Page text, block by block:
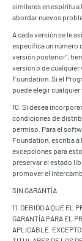
similares en espíritu a
abordar nuevos
A cada versión se le
especifica un número
versión posterior",
versión o de
Foundation. Si el
puede elegir
10. Si desea
condiciones de
permiso. Para el
Foundation, escriba a
excepciones para
preservar el estado
promover el
SIN GARANTÍA
11. DEBIDO A QUE EL
GARANTÍA PARA EL
APLICABLE. EXCEPTO